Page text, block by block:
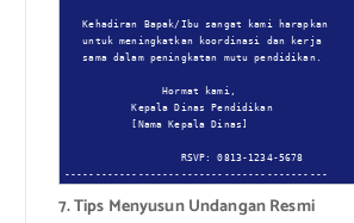
   Kehadiran Bapak/Ibu sangat kami harapkan
   untuk meningkatkan koordinasi dan kerja
   sama dalam peningkatan mutu pendidikan.
                Hormat kami,
           Kepala Dinas Pendidikan
           [Nama Kepala Dinas]
                   RSVP: 0813-1234-5678
-------------------------------------------
7. Tips Menyusun Undangan Resmi